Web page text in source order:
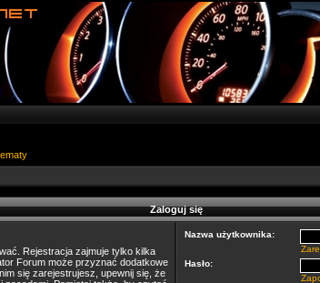
Zaloguj się
Rejestracja zajmuje tylko kilka
Forum może przyznać dodatkowe
się zarejestrujesz, upewnij się, że
Nazwa użytkownika:
Hasło: